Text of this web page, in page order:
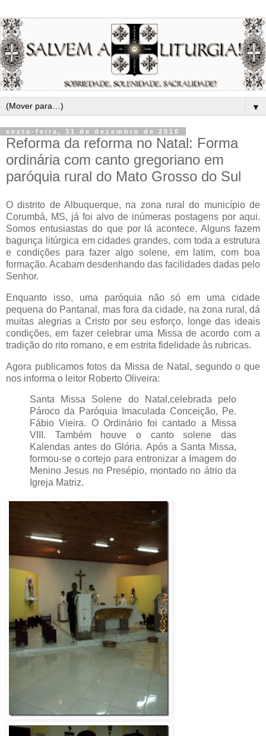
▼
sexta-feira, 31 de dezembro de 2010
Reforma da reforma no Natal: Forma
ordinária com canto gregoriano em
paróquia rural do Mato Grosso do Sul
O distrito de Albuquerque, na zona rural do município de
Corumbá, MS, já foi alvo de inúmeras postagens por aqui.
Somos entusiastas do que por lá acontece. Alguns fazem
bagunça litúrgica em cidades grandes, com toda a estrutura
e condições para fazer algo solene, em latim, com boa
formação. Acabam desdenhando das facilidades dadas pelo
Senhor.
Enquanto isso, uma paróquia não só em uma cidade
pequena do Pantanal, mas fora da cidade, na zona rural, dá
muitas alegrias a Cristo por seu esforço, longe das ideais
condições, em fazer celebrar uma Missa de acordo com a
tradição do rito romano, e em estrita fidelidade às rubricas.
Agora publicamos fotos da Missa de Natal, segundo o que
nos informa o leitor Roberto Oliveira:
Santa Missa Solene do Natal,celebrada pelo
Pároco da Paróquia Imaculada Conceição, Pe.
Fábio Vieira. O Ordinário foi cantado a Missa
VIII. Também houve o canto solene das
Kalendas antes do Glória. Após a Santa Missa,
formou-se o cortejo para entronizar a Imagem do
Menino Jesus no Presépio, montado no átrio da
Igreja Matriz.